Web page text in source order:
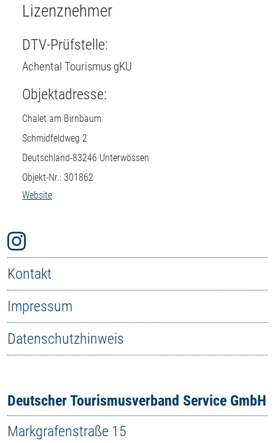
Lizenznehmer
DTV-Prüfstelle:
Achental Tourismus gKU
Objektadresse:
Chalet am Birnbaum
Schmidfeldweg 2
Deutschland-83246 Unterwössen
Objekt-Nr.: 301862
Website
Deutscher Tourismusverband Service GmbH
Markgrafenstraße 15
Kontakt
Impressum
Datenschutzhinweis